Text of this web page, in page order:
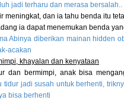
jadi terharu dan merasa bersalah..
meningkat, dan ia tahu benda itu
ia dapat menemukan benda
Abinya diberikan mainan hidden
acakan
khayalan dan kenyataan
dan bermimpi, anak bisa
tidur jadi susah untuk berhenti,
bisa berhenti